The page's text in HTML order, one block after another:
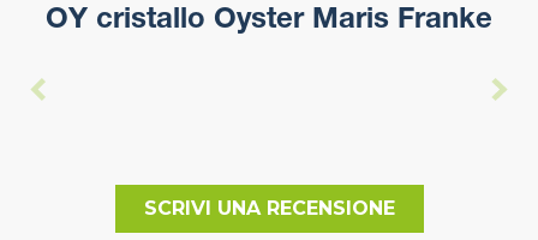
OY cristallo Oyster Maris Franke
SCRIVI UNA RECENSIONE